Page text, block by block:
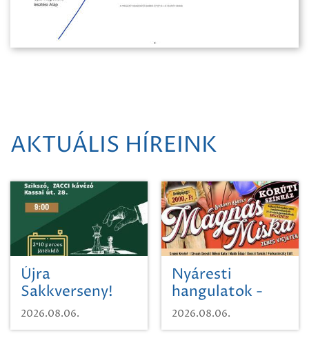
AKTUÁLIS HÍREINK
Újra
Sakkverseny!
2026.08.06.
Nyáresti
hangulatok -
Mágnás Miska
2026.08.06.